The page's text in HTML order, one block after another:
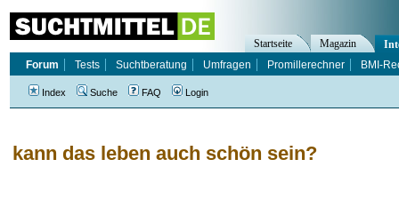
kann das leben auch schön sein?
Startseite Magazin
Forum
Tests Suchtberatung Umfragen Promillerechner BMI-
Index Suche FAQ Login